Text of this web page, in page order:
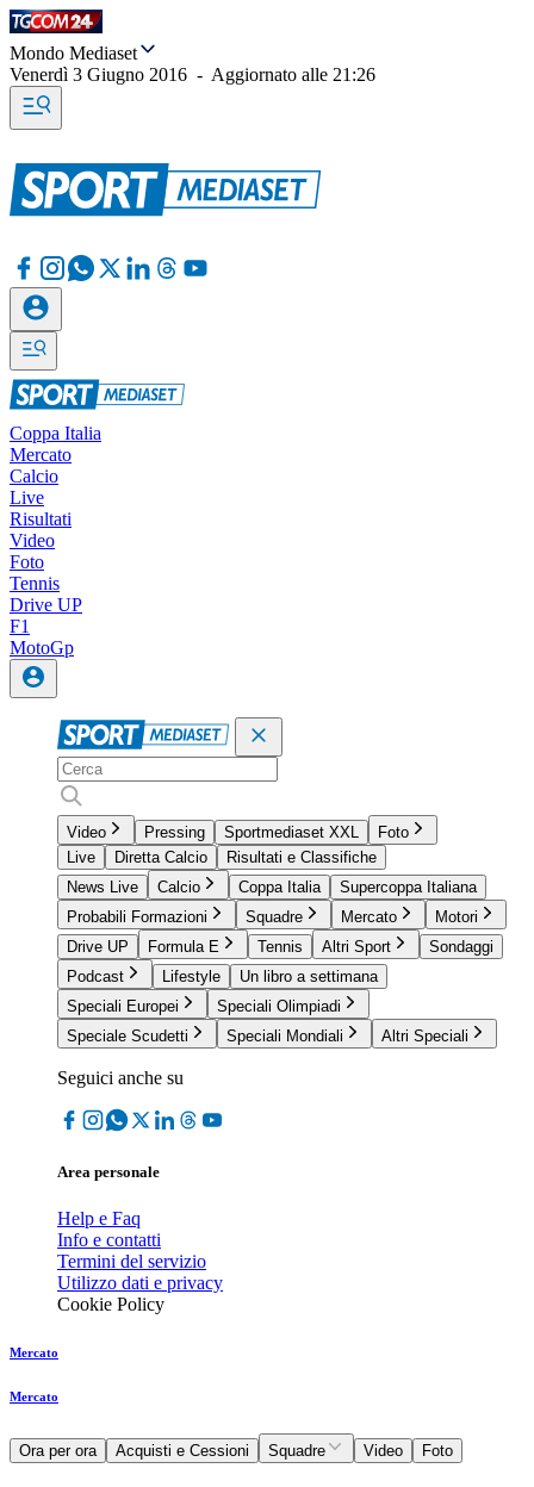
Mondo Mediaset
Venerdì 3 Giugno 2016 - Aggiornato alle 21:26
Coppa Italia
Mercato
Calcio
Live
Risultati
Video
Foto
Tennis
Drive UP
F1
MotoGp
Video Pressing Sportmediaset XXL
Foto
Live
Diretta Calcio
Risultati e Classifiche
News Live
Calcio Coppa Italia
Supercoppa Italiana
Probabili Formazioni
Squadre Mercato
Motori
Drive UP
Formula E Tennis Altri Sport
Sondaggi
Podcast
Lifestyle
Un libro a settimana
Speciali Europei
Speciali Olimpiadi
Speciale Scudetti
Speciali Mondiali Altri Speciali
Seguici anche su
Area personale
Help e Faq
Info e contatti
Termini del servizio
Utilizzo dati e privacy
Cookie Policy
Mercato
Mercato
Ora per ora Acquisti e Cessioni Squadre Video Foto